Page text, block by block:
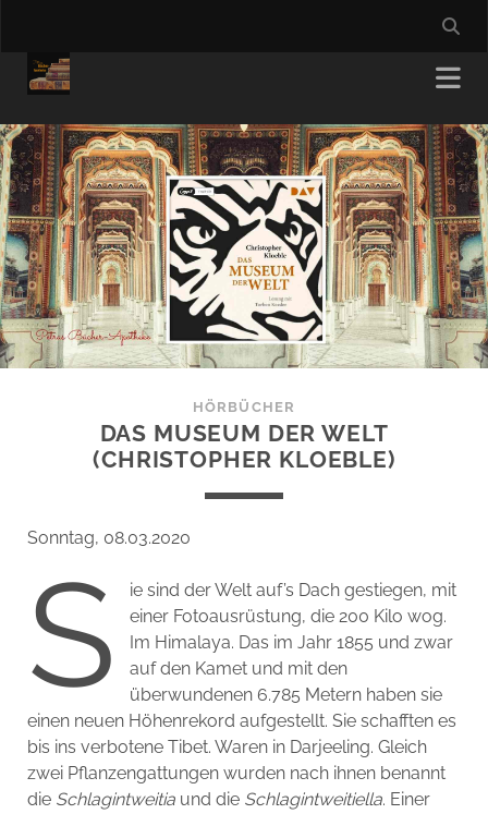
HÖRBÜCHER
DAS MUSEUM DER WELT
(CHRISTOPHER KLOEBLE)
Sonntag, 08.03.2020
S
ie sind der Welt auf’s Dach gestiegen, mit
einer Fotoausrüstung, die 200 Kilo wog.
Im Himalaya. Das im Jahr 1855 und zwar
auf den Kamet und mit den
überwundenen 6.785 Metern haben sie
einen neuen Höhenrekord aufgestellt. Sie schafften es
bis ins verbotene Tibet. Waren in Darjeeling. Gleich
zwei Pflanzengattungen wurden nach ihnen benannt
die Schlagintweitia und die Schlagintweitiella. Einer